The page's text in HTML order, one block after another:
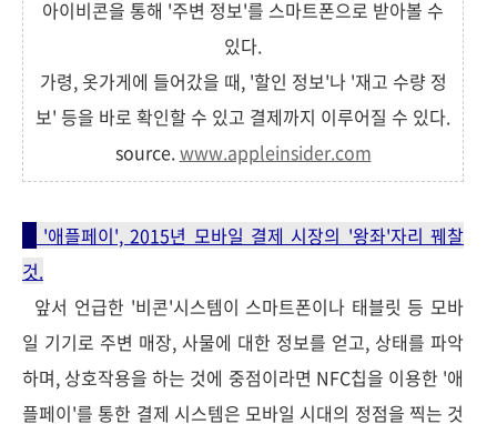
아이비콘을 통해 '주변 정보'를 스마트폰으로 받아볼 수
있다.
가령, 옷가게에 들어갔을 때, '할인 정보'나 '재고 수량 정
보' 등을 바로 확인할 수 있고 결제까지 이루어질 수 있다.
source.www.appleinsider.com
'애플페이', 2015년 모바일 결제 시장의 '왕좌'자리 꿰찰
것.
앞서 언급한 '비콘'시스템이 스마트폰이나 태블릿 등 모바
일 기기로 주변 매장, 사물에 대한 정보를 얻고, 상태를 파악
하며, 상호작용을 하는 것에 중점이라면 NFC칩을 이용한 '애
플페이'를 통한 결제 시스템은 모바일 시대의 정점을 찍는 것